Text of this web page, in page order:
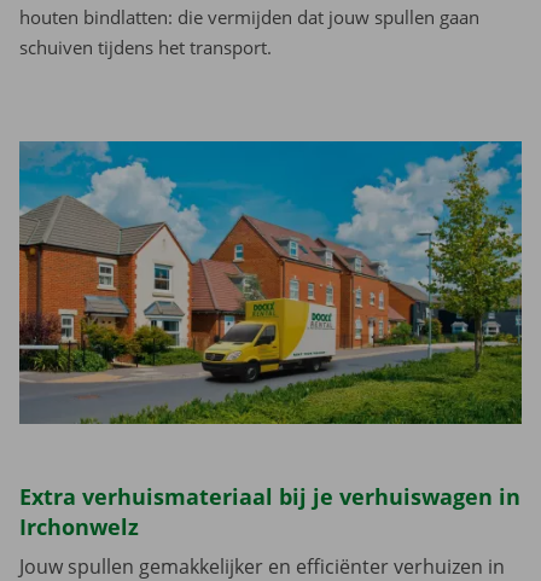
houten bindlatten: die vermijden dat jouw spullen gaan
schuiven tijdens het transport.
Extra verhuismateriaal bij je verhuiswagen in
Irchonwelz
Jouw spullen gemakkelijker en efficiënter verhuizen in